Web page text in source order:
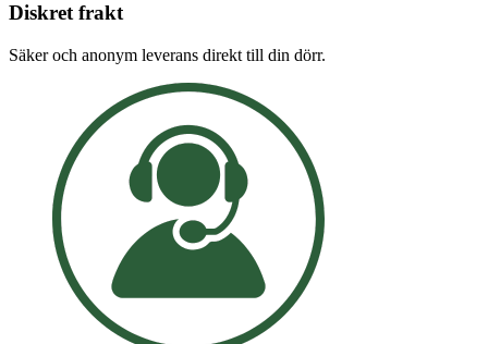
Diskret frakt
Säker och anonym leverans direkt till din dörr.